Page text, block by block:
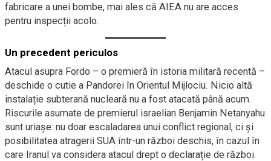
fabricare a unei bombe, mai ales că AIEA nu are acces
pentru inspecții acolo.
Un precedent periculos
Atacul asupra Fordo – o premieră în istoria militară recentă –
deschide o cutie a Pandorei în Orientul Mijlociu. Nicio altă
instalație subterană nucleară nu a fost atacată până acum.
Riscurile asumate de premierul israelian Benjamin Netanyahu
sunt uriașe: nu doar escaladarea unui conflict regional, ci și
posibilitatea atragerii SUA într-un război deschis, în cazul în
care Iranul va considera atacul drept o declarație de război.